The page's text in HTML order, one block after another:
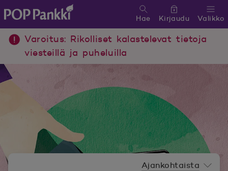
POP Pankki, etusivulle
Valikko
Hae Kirjaudu
Varoitus: Rikolliset kalastelevat tietoja
viesteillä ja puheluilla
Ajankohtaista